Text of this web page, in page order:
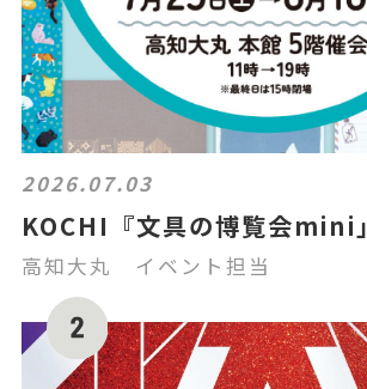
2026.07.03
KOCHI『文具の博覧会mini」
高知大丸 イベント担当